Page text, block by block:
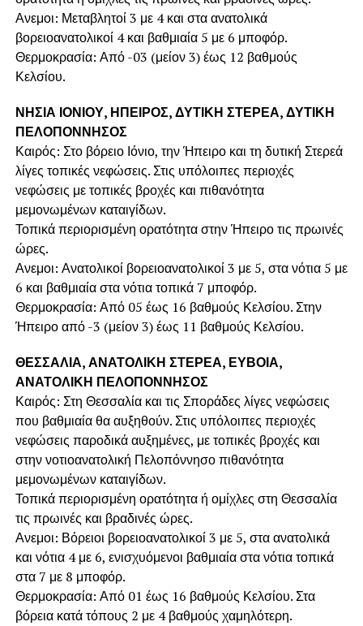
Ανεμοι: Μεταβλητοί 3 με 4 και στα ανατολικά
βορειοανατολικοί 4 και βαθμιαία 5 με 6 μποφόρ.
Θερμοκρασία: Από -03 (μείον 3) έως 12 βαθμούς
Κελσίου.
ΝΗΣΙΑ ΙΟΝΙΟΥ, ΗΠΕΙΡΟΣ, ΔΥΤΙΚΗ ΣΤΕΡΕΑ, ΔΥΤΙΚΗ
ΠΕΛΟΠΟΝΝΗΣΟΣ
Καιρός: Στο βόρειο Ιόνιο, την Ήπειρο και τη δυτική Στερεά
λίγες τοπικές νεφώσεις. Στις υπόλοιπες περιοχές
νεφώσεις με τοπικές βροχές και πιθανότητα
μεμονωμένων καταιγίδων.
Τοπικά περιορισμένη ορατότητα στην Ήπειρο τις πρωινές
ώρες.
Ανεμοι: Ανατολικοί βορειοανατολικοί 3 με 5, στα νότια 5 με
6 και βαθμιαία στα νότια τοπικά 7 μποφόρ.
Θερμοκρασία: Από 05 έως 16 βαθμούς Κελσίου. Στην
Ήπειρο από -3 (μείον 3) έως 11 βαθμούς Κελσίου.
ΘΕΣΣΑΛΙΑ, ΑΝΑΤΟΛΙΚΗ ΣΤΕΡΕΑ, ΕΥΒΟΙΑ,
ΑΝΑΤΟΛΙΚΗ ΠΕΛΟΠΟΝΝΗΣΟΣ
Καιρός: Στη Θεσσαλία και τις Σποράδες λίγες νεφώσεις
που βαθμιαία θα αυξηθούν. Στις υπόλοιπες περιοχές
νεφώσεις παροδικά αυξημένες, με τοπικές βροχές και
στην νοτιοανατολική Πελοπόννησο πιθανότητα
μεμονωμένων καταιγίδων.
Τοπικά περιορισμένη ορατότητα ή ομίχλες στη Θεσσαλία
τις πρωινές και βραδινές ώρες.
Ανεμοι: Βόρειοι βορειοανατολικοί 3 με 5, στα ανατολικά
και νότια 4 με 6, ενισχυόμενοι βαθμιαία στα νότια τοπικά
στα 7 με 8 μποφόρ.
Θερμοκρασία: Από 01 έως 16 βαθμούς Κελσίου. Στα
βόρεια κατά τόπους 2 με 4 βαθμούς χαμηλότερη.